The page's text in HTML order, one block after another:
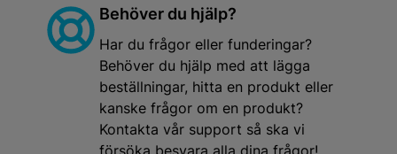
Behöver du hjälp?
Har du frågor eller funderingar?
Behöver du hjälp med att lägga
beställningar, hitta en produkt eller
kanske frågor om en produkt?
Kontakta vår support så ska vi
försöka besvara alla dina frågor!